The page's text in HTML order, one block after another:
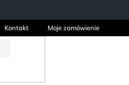
Kontakt Moje zamówienie